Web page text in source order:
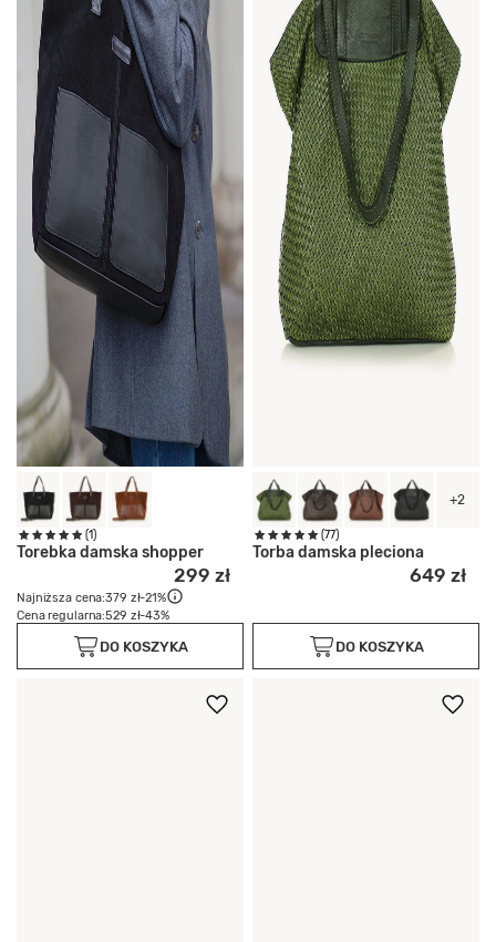
(1)
Torebka damska shopper
299 zł
Najniższa cena:379 zł-21%
Cena regularna:529 zł-43%
DO KOSZYKA
+2
(77)
Torba damska pleciona
649 zł
DO KOSZYKA